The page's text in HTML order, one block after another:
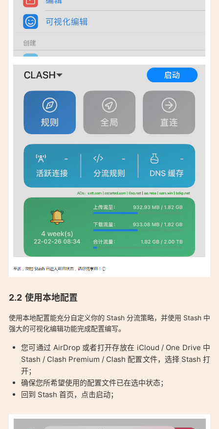
使用本地配置
使用本地配置能充分自定义你的 Stash 分流策略，并使用 Stash 中
强大的可视化编辑功能完成配置编写。
「Stash 简单实用 iOS / macOS Clash 客户端、支持多协议代
理：https://aduck.win/39/」
您可通过 AirDrop 或者打开存放在 iCloud / One Drive 中
Stash / Clash Premium / Clash 配置文件，选择 Stash 打
开；
确保您所希望使用的配置文件已在选中状态；
回到 Stash 首页，点击启动；